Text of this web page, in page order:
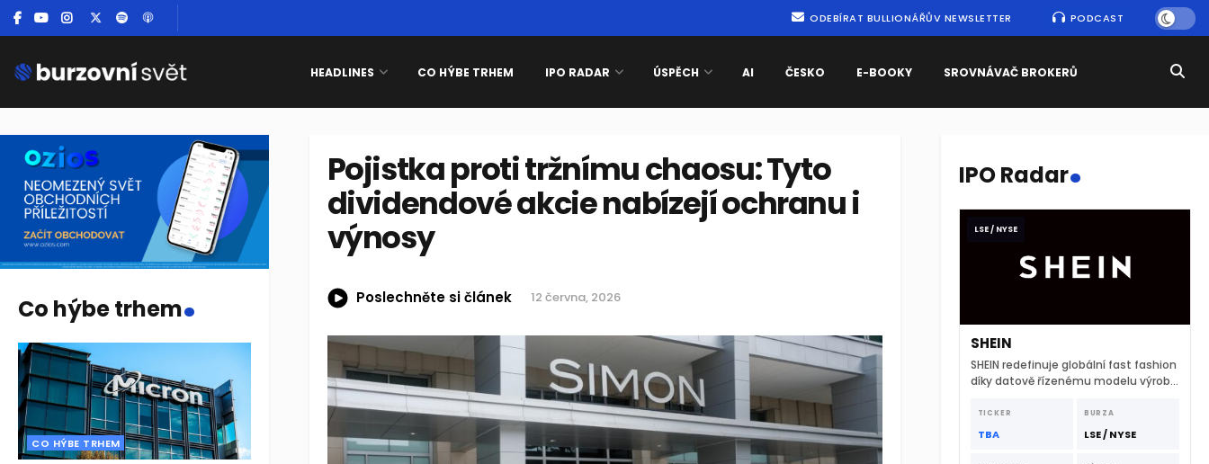
ODEBÍRAT BULLIONÁŘŮV NEWSLETTER PODCAST
HEADLINES CO HÝBE TRHEM IPO RADAR ÚSPĚCH AI ČESKO E-BOOKY SROVNÁVAČ BROKERŮ
Pojistka proti tržnímu chaosu: Tyto
dividendové akcie nabízejí ochranu i
výnosy
Poslechněte si článek 12 června, 2026
Co hýbe trhem.
CO HÝBE TRHEM
IPO Radar.
LSE / NYSE
SHEIN
SHEIN redefinuje globální fast fashion
díky datově řízenému modelu výroby
dodavatelskému řetězci.
TICKER
TBA
BURZA
LSE / NYSE